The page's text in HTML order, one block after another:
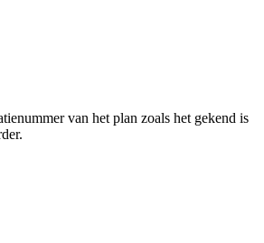
van het plan zoals het gekend is